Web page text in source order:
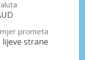
prometa
lijeve strane